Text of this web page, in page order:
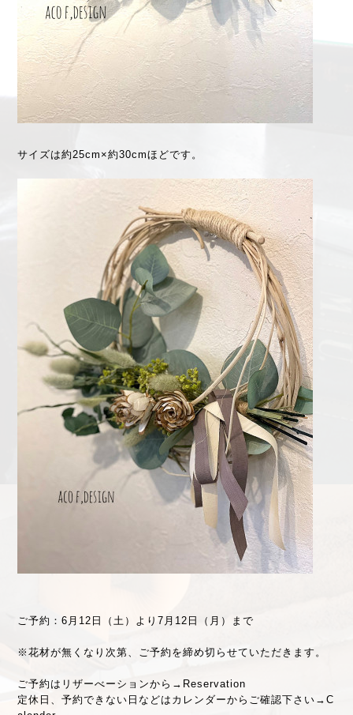
サイズは約25cm×約30cmほどです。
ご予約：6月12日（土）より7月12日（月）まで
※花材が無くなり次第、ご予約を締め切らせていただきます。
ご予約はリザーべーションから → Reservation
定休日、予約できない日などはカレンダーからご確認下さい→ C